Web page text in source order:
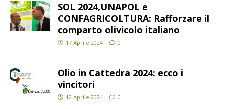
SOL 2024,UNAPOL e
CONFAGRICOLTURA: Rafforzare il
comparto olivicolo italiano
17 Aprile 2024 0
Olio in Cattedra 2024: ecco i
vincitori
12 Aprile 2024 0